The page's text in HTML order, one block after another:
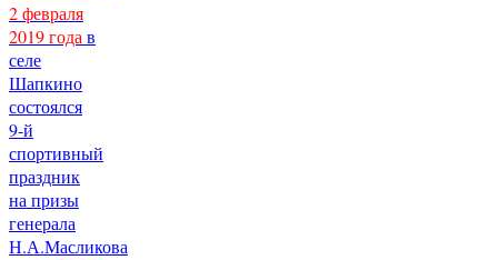
2 февраля
2019 годав
селе
Шапкино
состоялся
9-й
спортивный
праздник
на призы
генерала
Н.А.Масликова